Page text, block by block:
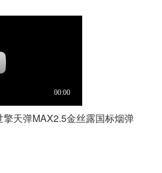
天弹MAX2.5金丝露国标烟弹